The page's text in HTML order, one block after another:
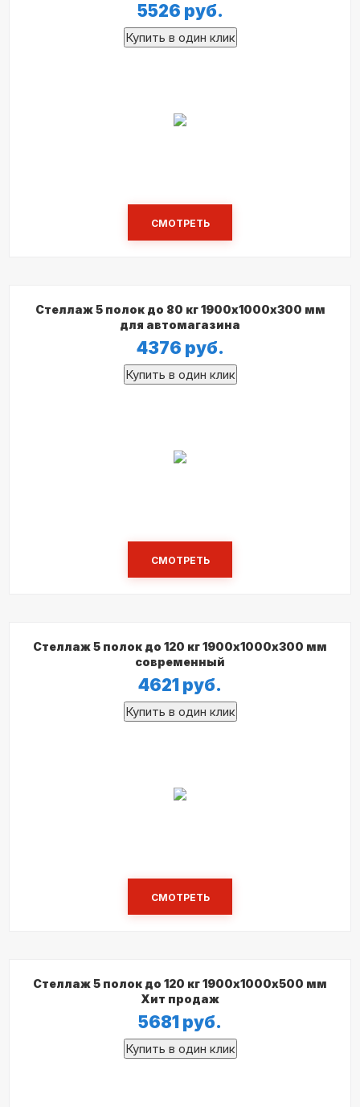
5526 руб.
СМОТРЕТЬ
Стеллаж 5 полок до 80 кг 1900х1000х300 мм
для автомагазина
4376 руб.
СМОТРЕТЬ
Стеллаж 5 полок до 120 кг 1900х1000х300 мм
современный
4621 руб.
СМОТРЕТЬ
Стеллаж 5 полок до 120 кг 1900х1000х500 мм
Хит продаж
5681 руб.